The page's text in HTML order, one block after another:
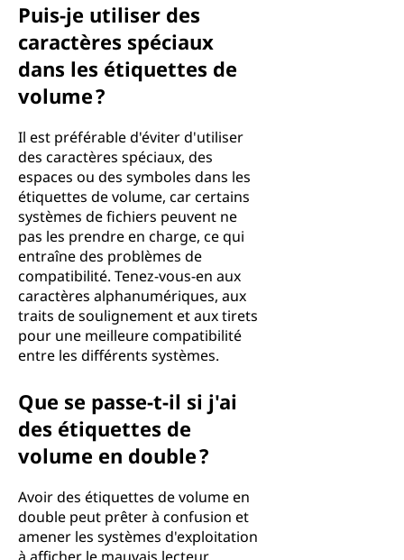
Puis-je utiliser des
caractères spéciaux
dans les étiquettes de
volume ?
Il est préférable d'éviter d'utiliser
des caractères spéciaux, des
espaces ou des symboles dans les
étiquettes de volume, car certains
systèmes de fichiers peuvent ne
pas les prendre en charge, ce qui
entraîne des problèmes de
compatibilité. Tenez-vous-en aux
caractères alphanumériques, aux
traits de soulignement et aux tirets
pour une meilleure compatibilité
entre les différents systèmes.
Que se passe-t-il si j'ai
des étiquettes de
volume en double ?
Avoir des étiquettes de volume en
double peut prêter à confusion et
amener les systèmes d'exploitation